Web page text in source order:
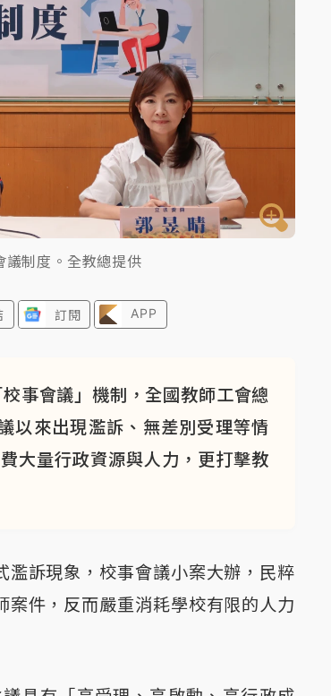
曝
議制度。全教總提供
訂閱 APP
事會議」機制，全國教師工會總
以來出現濫訴、無差別受理等情
大量行政資源與人力，更打擊教
訴現象，校事會議小案大辦，民粹
件，反而嚴重消耗學校有限的人力